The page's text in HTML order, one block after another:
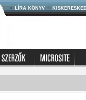
LÍRA KÖNYV